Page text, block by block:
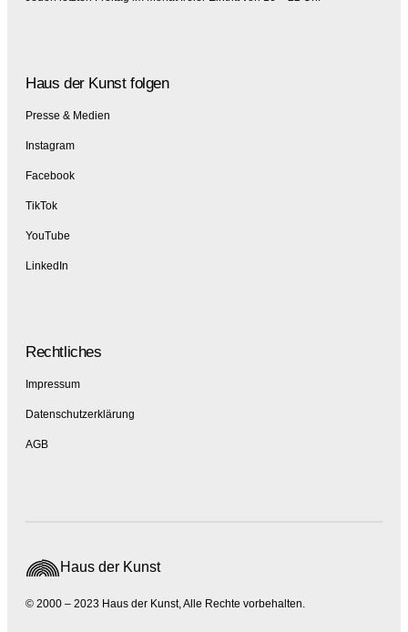
Haus der Kunst folgen
Presse & Medien
Instagram
Facebook
TikTok
YouTube
LinkedIn
Rechtliches
Impressum
Datenschutzerklärung
AGB
© 2000 – 2023 Haus der Kunst, Alle Rechte vorbehalten.
Haus der Kunst